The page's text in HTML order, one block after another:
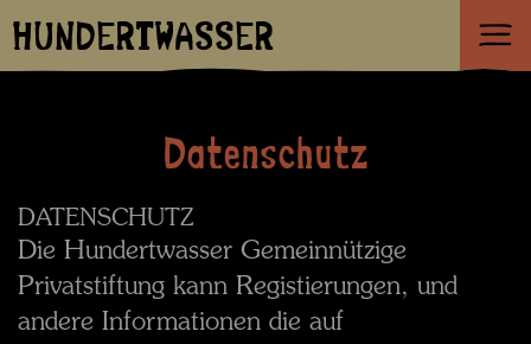
HUNDERTWASSER
Datenschutz
DATENSCHUTZ
Die Hundertwasser Gemeinnützige
Privatstiftung kann Registierungen, und
andere Informationen die auf